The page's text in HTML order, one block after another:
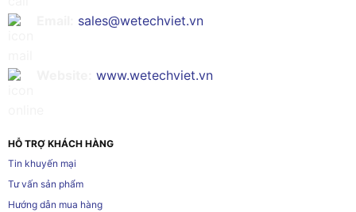
sales@wetechviet.vn
www.wetechviet.vn
HỖ TRỢ KHÁCH HÀNG
Tin khuyến mại
Tư vấn sản phẩm
Hướng dẫn mua hàng